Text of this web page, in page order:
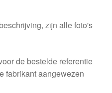
zijn alle foto's
de bestelde referentie
fabrikant aangewezen